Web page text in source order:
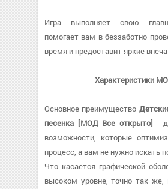
Игра выполняет свою
помогает вам в беззаботно
время и предоставит яркие
Характеристики
Основное преимущество
песенка [МОД Все открыто] -
возможности, которые
процесс, а вам не нужно искать
Что касается графической
высоком уровне, точно так же,